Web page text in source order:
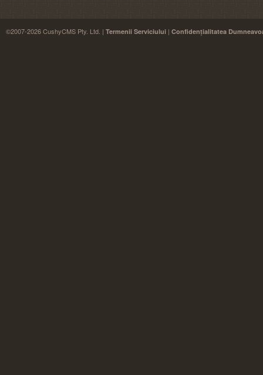
©2007-2026 CushyCMS Pty. Ltd. | Termenii Serviciului | Confidențialitatea